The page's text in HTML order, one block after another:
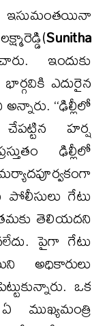
ఇసుమంతయినా
Sunitha
ఇందుకు
ఎదురైన
‘‘ఢిల్లీలో
హర్ష
ఢిల్లీలో
గేటు
తెలియదని
పైగా గేటు
అధికారులు
ఒక